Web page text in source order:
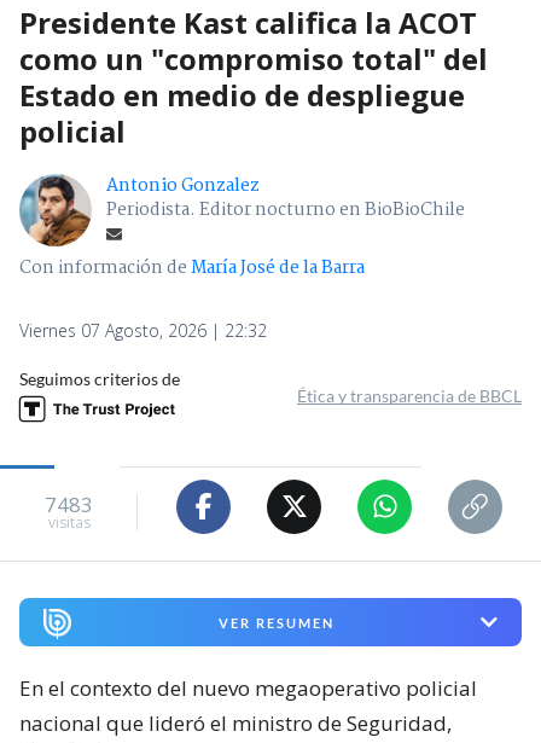
Presidente Kast califica la ACOT
como un "compromiso total" del
Estado en medio de despliegue
policial
Antonio Gonzalez
Periodista. Editor nocturno en BioBioChile
Con información deMaría José de la Barra
Viernes 07 Agosto, 2026 | 22:32
Seguimos criterios de
Ética y transparencia de BBCL
7483
visitas
VER RESUMEN
En el contexto del nuevo megaoperativo policial
nacional que lideró el ministro de Seguridad,